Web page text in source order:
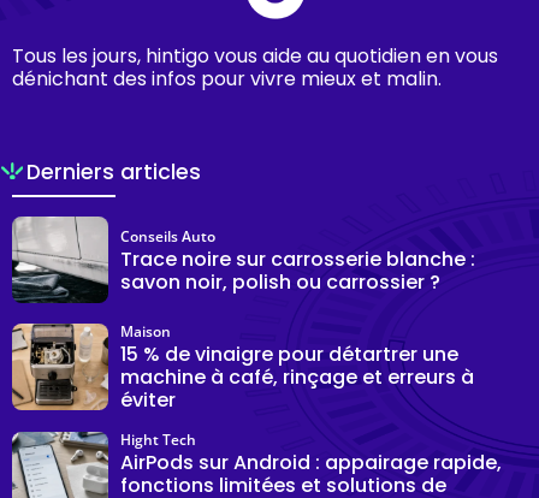
Tous les jours, hintigo vous aide au quotidien en vous
dénichant des infos pour vivre mieux et malin.
Derniers articles
Trace noire sur carrosserie blanche :
savon noir, polish ou carrossier ?
Conseils Auto
15 % de vinaigre pour détartrer une
machine à café, rinçage et erreurs à
éviter
Maison
AirPods sur Android : appairage rapide,
fonctions limitées et solutions de
Hight Tech